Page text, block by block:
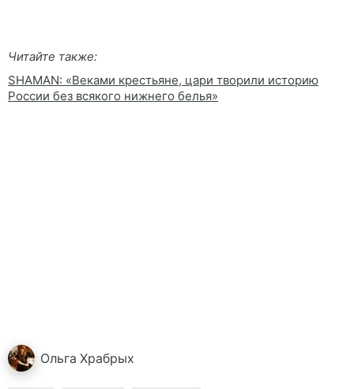
Читайте также:
SHAMAN: «Веками крестьяне, цари творили историю
России без всякого нижнего белья»
Ольга Храбрых